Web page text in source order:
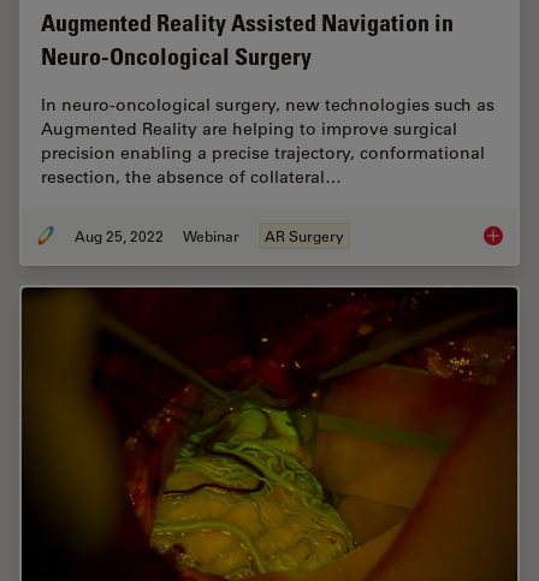
Augmented Reality Assisted Navigation in
Neuro-Oncological Surgery
In neuro-oncological surgery, new technologies such as
Augmented Reality are helping to improve surgical
precision enabling a precise trajectory, conformational
resection, the absence of collateral…
Aug 25, 2022 Webinar AR Surgery